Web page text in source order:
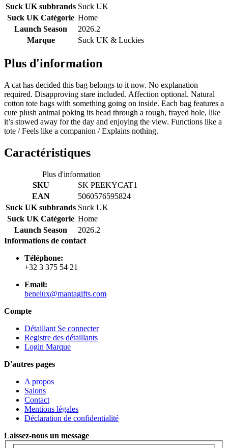
Suck UK subbrands Suck UK
Suck UK Catégorie Home
Launch Season
2026.2
Marque
Suck UK & Luckies
Plus d'information
A cat has decided this bag belongs to it now. No explanation
required. Disapproving stare included. Affection optional. Natural
cotton tote bags with something going on inside. Each bag features a
cute plush animal poking its head through a rough, frayed hole, like
it’s stowed away for the day and enjoying the view. Functions like a
tote / Feels like a companion / Explains nothing.
Caractéristiques
Plus d'information
SKU
SK PEEKYCAT1
EAN
5060576595824
Suck UK subbrands Suck UK
Suck UK Catégorie Home
Launch Season
2026.2
Informations de contact
Téléphone:
+32 3 375 54 21
Email:
benelux@mantagifts.com
Compte
Détaillant Se connecter
Registre des détaillants
Login Marque
D'autres pages
A propos
Salons
Contact
Mentions légales
Déclaration de confidentialité
Laissez-nous un message